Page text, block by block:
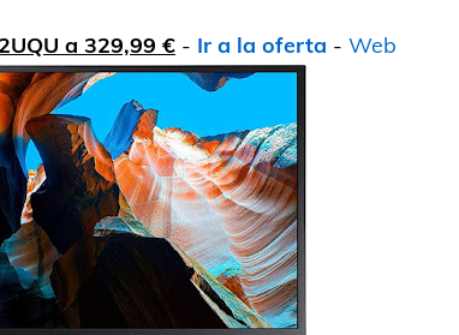
a 329,99 € - Ir a la oferta - Web